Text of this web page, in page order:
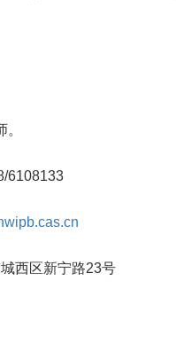
西区新宁路23号